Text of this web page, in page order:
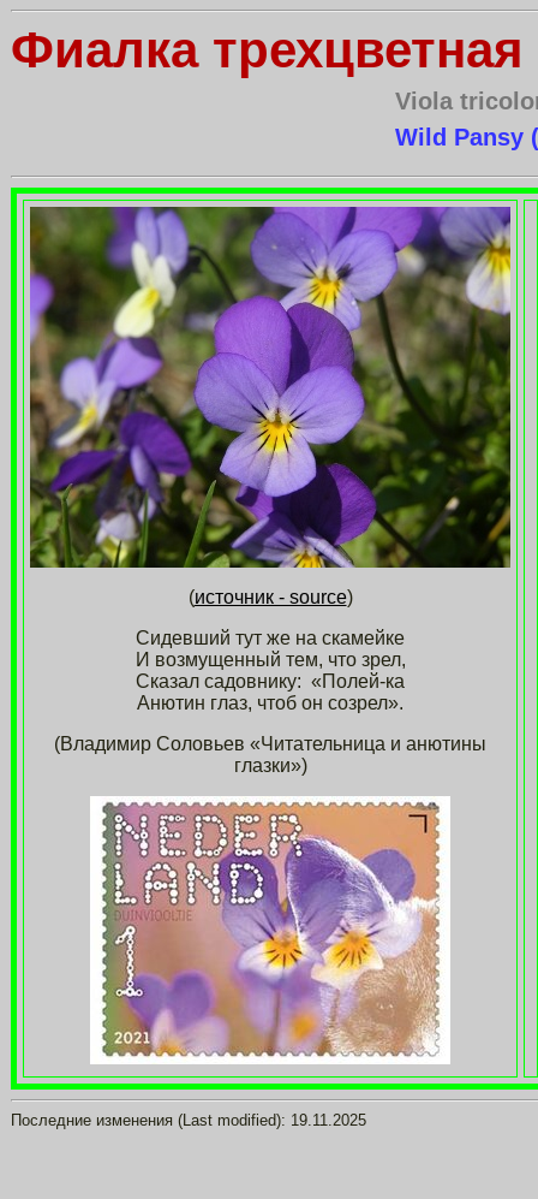
Фиалка
Viola
Wild Pansy
(источник - source)
Сидевший тут же на скамейке
И возмущенный тем, что зрел,
Сказал садовнику: «Полей-ка
Анютин глаз, чтоб он созрел».
(Владимир Соловьев «Читательница и анютины
глазки»)
Последние изменения (Last modified): 19.11.2025